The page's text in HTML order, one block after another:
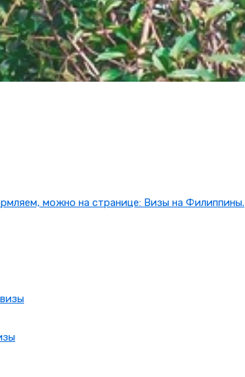
можно на странице: Визы на Филиппины.